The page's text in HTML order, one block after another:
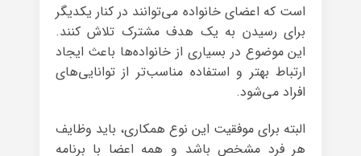
است که اعضای خانواده می‌توانند در کنار یکدیگر
برای رسیدن به یک هدف مشترک تلاش کنند.
این موضوع در بسیاری از خانواده‌ها باعث ایجاد
ارتباط بهتر و استفاده مناسب‌تر از توانایی‌های
افراد می‌شود.
البته برای موفقیت این نوع همکاری، باید وظایف
هر فرد مشخص باشد و همه اعضا با برنامه